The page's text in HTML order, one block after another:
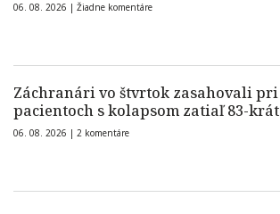
06. 08. 2026 | Žiadne komentáre
Záchranári vo štvrtok zasahovali pri
pacientoch s kolapsom zatiaľ 83-krát
06. 08. 2026 | 2 komentáre